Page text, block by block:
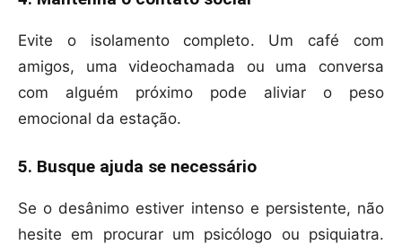
Evite o isolamento completo. Um café com
amigos, uma videochamada ou uma conversa
com alguém próximo pode aliviar o peso
emocional da estação.
5. Busque ajuda se necessário
Se o desânimo estiver intenso e persistente, não
hesite em procurar um psicólogo ou psiquiatra.